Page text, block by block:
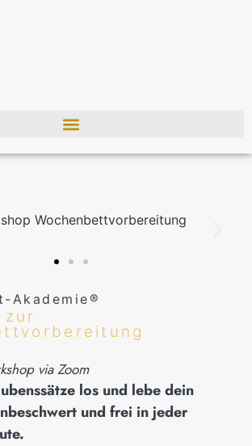
Akademie®
zur
via Zoom
los und lebe dein
und frei in jeder